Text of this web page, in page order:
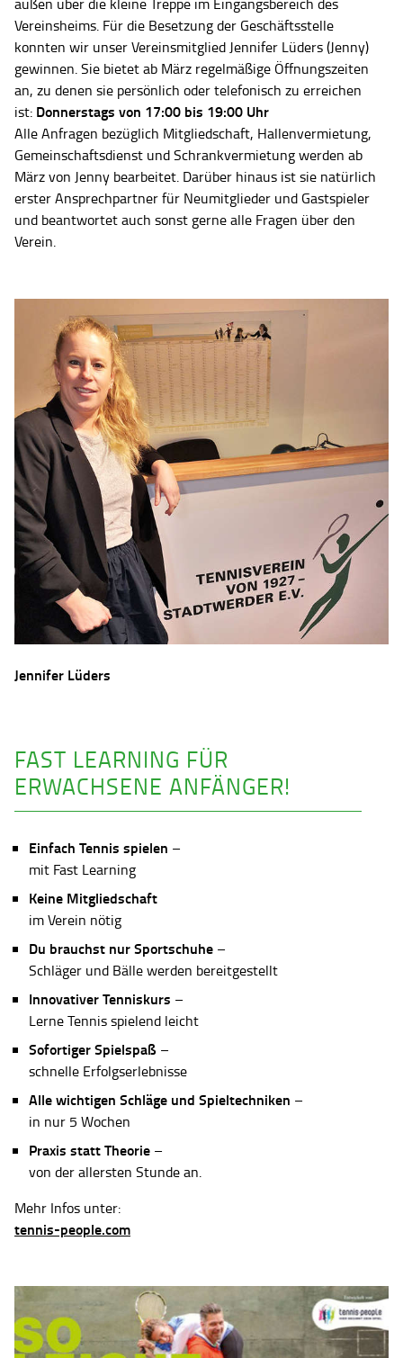
außen über die kleine Treppe im Eingangsbereich des
Vereinsheims. Für die Besetzung der Geschäftsstelle
konnten wir unser Vereinsmitglied Jennifer Lüders (Jenny)
gewinnen. Sie bietet ab März regelmäßige Öffnungszeiten
an, zu denen sie persönlich oder telefonisch zu erreichen
ist: Donnerstags von 17:00 bis 19:00 Uhr
Alle Anfragen bezüglich Mitgliedschaft, Hallenvermietung,
Gemeinschaftsdienst und Schrankvermietung werden ab
März von Jenny bearbeitet. Darüber hinaus ist sie natürlich
erster Ansprechpartner für Neumitglieder und Gastspieler
und beantwortet auch sonst gerne alle Fragen über den
Verein.
Jennifer Lüders
FAST LEARNING FÜR
ERWACHSENE ANFÄNGER!
Einfach Tennis spielen –
mit Fast Learning
Keine Mitgliedschaft
im Verein nötig
Du brauchst nur Sportschuhe –
Schläger und Bälle werden bereitgestellt
Innovativer Tenniskurs –
Lerne Tennis spielend leicht
Sofortiger Spielspaß –
schnelle Erfolgserlebnisse
Alle wichtigen Schläge und Spieltechniken –
in nur 5 Wochen
Praxis statt Theorie –
von der allersten Stunde an.
Mehr Infos unter:
tennis-people.com